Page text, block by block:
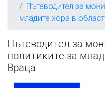
Пътеводител за
младите хора в
Пътеводител за
политиките за
Враца